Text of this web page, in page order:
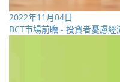
2022年11月04日
BCT市場前瞻 - 投資者憂慮